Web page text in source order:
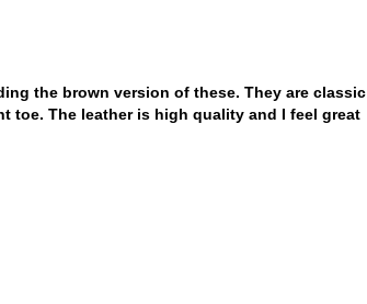
the brown version of these. They are classic
toe. The leather is high quality and I feel great